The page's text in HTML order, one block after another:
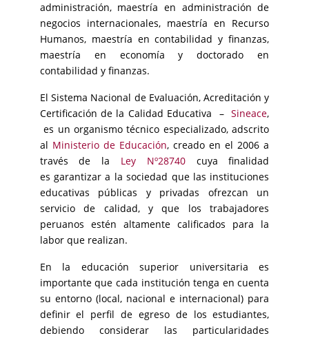
administración, maestría en administración de
negocios internacionales, maestría en Recurso
Humanos, maestría en contabilidad y finanzas,
maestría en economía y doctorado en
contabilidad y finanzas.
El Sistema Nacional de Evaluación, Acreditación y
Certificación de la Calidad Educativa –Sineace,
es un organismo técnico especializado, adscrito
al Ministerio de Educación, creado en el 2006 a
través de la Ley Nº28740cuya finalidad
es garantizar a la sociedad que las instituciones
educativas públicas y privadas ofrezcan un
servicio de calidad, y que los trabajadores
peruanos estén altamente calificados para la
labor que realizan.
En la educación superior universitaria es
importante que cada institución tenga en cuenta
su entorno (local, nacional e internacional) para
definir el perfil de egreso de los estudiantes,
debiendo considerar las particularidades